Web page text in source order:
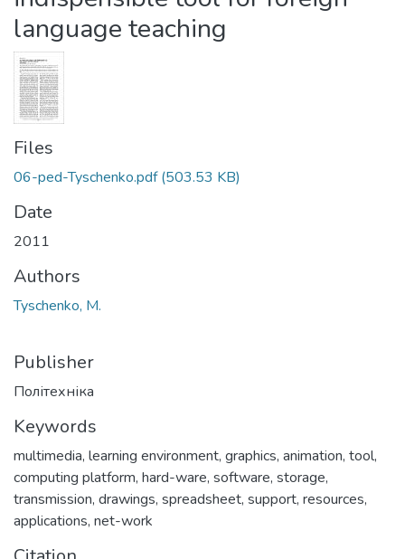
language teaching
Files
06-ped-Tyschenko.pdf(503.53 KB)
Date
2011
Authors
Tyschenko, M.
Publisher
Політехніка
Keywords
multimedia, learning environment, graphics, animation, tool,
computing platform, hard-ware, software, storage,
transmission, drawings, spreadsheet, support, resources,
applications, net-work